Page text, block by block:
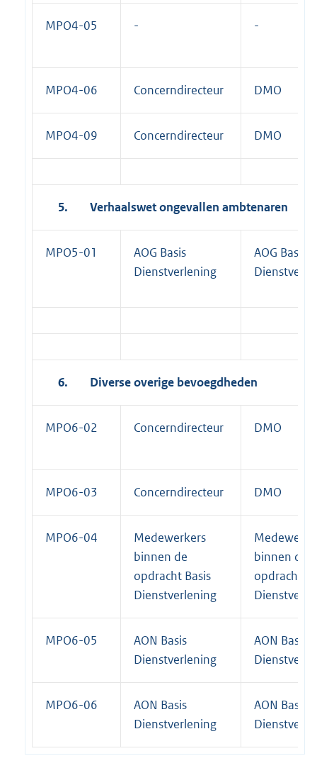
MPO4-05 - -
MPO4-06 Concerndirecteur DMO
MPO4-09 Concerndirecteur DMO
5. Verhaalswet ongevallen ambtenaren
MPO5-01
AOG Basis
Dienstverlening
AOG Basis
6. Diverse overige bevoegdheden
MPO6-02 Concerndirecteur DMO
MPO6-03 Concerndirecteur DMO
MPO6-04
Medewerkers
binnen de
opdracht Basis
Dienstverlening
binnen de
opdracht
MPO6-05
AON Basis
Dienstverlening
AON Basis
MPO6-06
AON Basis
Dienstverlening
AON Basis